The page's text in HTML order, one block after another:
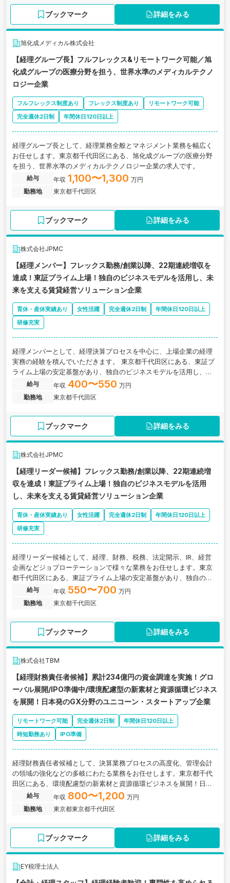
ブックマーク 詳細をみる
旭化成メディカル株式会社
【経理グループ長】フルフレックス&リモートワーク可能／旭
化成グループの医療分野を担う、世界水準のメディカルテクノ
ロジー企業
フルフレックス制度あり フレックス制度あり
リモートワーク可能
完全週休2日制
年間休日120日以上
経理グループ長として、経理業務全般とマネジメント業務を幅広く
お任せします。東京都千代田区にある、旭化成グループの医療分野
を担う、世界水準のメディカルテクノロジー企業の求人です。
給与 年収 1,100〜1,300 万円
勤務地
東京都千代田区
ブックマーク 詳細をみる
株式会社JPMC
【経理メンバー】フレックス勤務/創業以降、22期連続増収を
達成！東証プライム上場！独自のビジネスモデルを活用し、未
来を支える賃貸経営ソリューション企業
育休・産休実績あり 女性活躍 完全週休2日制
年間休日120日以上
研修充実
経理メンバーとして、経理決算プロセスを中心に、上場企業の経理
実務の経験を積んでいただきます。 東京都千代田区にある、東証プ
ライム上場の安定基盤があり、独自のビジネスモデルを活用し、未
来を支える賃貸経営ソリューション企業の求人です。
給与 年収 400〜550 万円
勤務地
東京都千代田区
ブックマーク 詳細をみる
株式会社JPMC
【経理リーダー候補】フレックス勤務/創業以降、22期連続増
収を達成！東証プライム上場！独自のビジネスモデルを活用
し、未来を支える賃貸経営ソリューション企業
育休・産休実績あり 女性活躍 完全週休2日制
年間休日120日以上
研修充実
経理リーダー候補として、経理、財務、税務、法定開示、IR、経営
企画などジョブローテーションで様々な業務をお任せします。東京
都千代田区にある、東証プライム上場の安定基盤があり、独自のビ
ジネスモデルを活用し、未来を支える賃貸経営ソリューション企業
の求人です。
給与 年収 550〜700 万円
勤務地
東京都千代田区
ブックマーク 詳細をみる
株式会社TBM
【経理財務責任者候補】累計234億円の資金調達を実施！グロ
ーバル展開/IPO準備中/環境配慮型の新素材と資源循環ビジネス
を展開！日本発のGX分野のユニコーン・スタートアップ企業
リモートワーク可能 完全週休2日制
年間休日120日以上
時短勤務あり
IPO準備
経理財務責任者候補として、決算業務プロセスの高度化、管理会計
の領域の強化などの多岐にわたる業務をお任せします。東京都千代
田区にある、環境配慮型の新素材と資源循環ビジネスを展開！日本
発のGX分野のユニコーン・スタートアップ企業の求人です。
給与 年収 800〜1,200 万円
勤務地
東京都東京都千代田区
ブックマーク 詳細をみる
EY税理士法人